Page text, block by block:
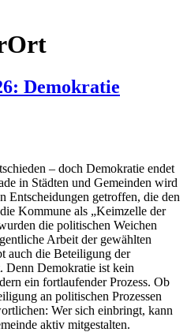
Demokratie
– doch Demokratie endet
in Städten und Gemeinden wird
Entscheidungen getroffen, die den
Kommune als „Keimzelle der
die politischen Weichen
Arbeit der gewählten
auch die Beteiligung der
Denn Demokratie ist kein
ein fortlaufender Prozess. Ob
an politischen Prozessen
Wer sich einbringt, kann
aktiv mitgestalten.